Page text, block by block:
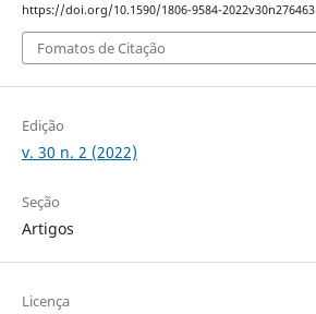
https://doi.org/10.1590/1806-9584-2022v30n276463
Fomatos de Citação
Edição
v. 30 n. 2 (2022)
Seção
Artigos
Licença